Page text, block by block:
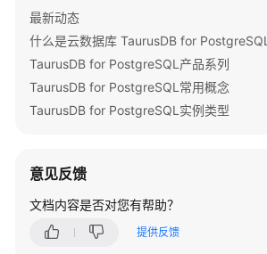
入
门
内
核
介
用
指
最新动态
什么是云数据库 TaurusDB for PostgreSQL
TaurusDB for PostgreSQL产品系列
TaurusDB for PostgreSQL常用概念
TaurusDB for PostgreSQL实例类型
意见反馈
文档内容是否对您有帮助？
提供反馈